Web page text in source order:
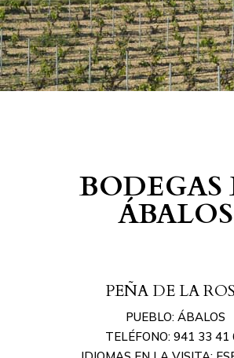
BODEGAS
ÁBALOS
PEÑA DE LA
PUEBLO: ÁBALOS
TELÉFONO: 941 33 41